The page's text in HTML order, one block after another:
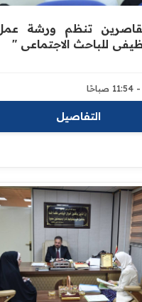
تنظم ورشة
للباحث الاجتماعي "
التفاصيل